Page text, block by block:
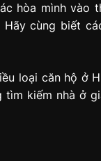
hòa mình vào
cùng biết
loại căn hộ ở
kiếm nhà ở